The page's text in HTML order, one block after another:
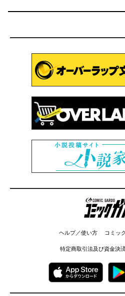
コミックガ
ヘルプ／使い方 コミッ
特定商取引法及び資金決